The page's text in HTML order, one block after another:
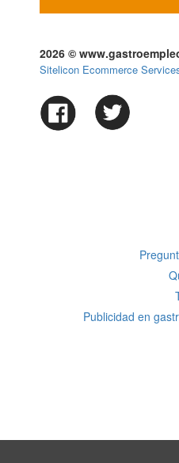
2026 ©
Sitelicon Ecommerce
Publicidad en